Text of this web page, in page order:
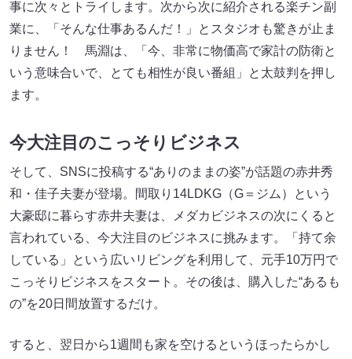
事に次々とトライします。次から次に紹介される楽チン副
業に、「そんな仕事あるんだ！」とスタジオも驚きが止ま
りません！ 馬淵は、「今、非常に物価高で家計の防衛と
いう意味合いで、とても相性が良い番組」と太鼓判を押し
ます。
今大注目のこっそりビジネス
そして、SNSに投稿する“ありのままの姿”が話題の赤井秀
和・佳子夫妻が登場。間取り14LDKG（G＝ジム）という
大豪邸に暮らす赤井夫妻は、メダカビジネスの次にくると
言われている、今大注目のビジネスに挑みます。「持て余
している」という広いリビングを利用して、元手10万円で
こっそりビジネスをスタート。その後は、購入した“あるも
の”を20日間放置するだけ。
すると、翌日から1週間も家を空けるというほったらかし